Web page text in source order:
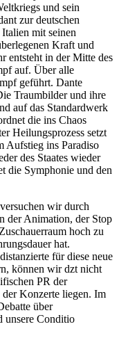
und sein
zur deutschen
mit seinen
Kraft und
entsteht in der Mitte des
auf. Über alle
geführt. Dante
Traumbilder und ihre
auf das Standardwerk
die ins Chaos
Heilungsprozess setzt
Aufstieg ins Paradiso
des Staates wieder
die Symphonie und den
wir durch
der Animation, der Stop
hoch zu
hat.
für diese neue
können wir dzt nicht
PR der
der Konzerte liegen. Im
über
unsere Conditio